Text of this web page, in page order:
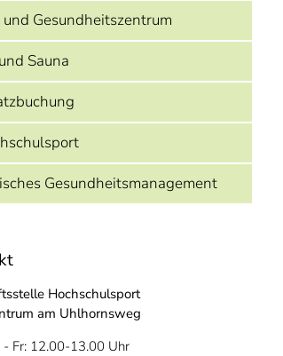
Gesundheitszentrum
Sauna
Gesundheitsmanagement
Hochschulsport
am Uhlhornsweg
- Fr: 12.00-13.00 Uhr